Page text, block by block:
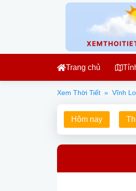
Trang chủ
Xem Thời Tiết » Vĩnh
Hôm nay